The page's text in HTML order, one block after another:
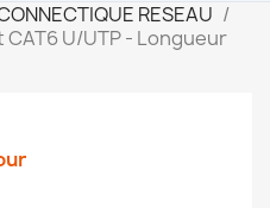
RESEAU
U/UTP - Longueur